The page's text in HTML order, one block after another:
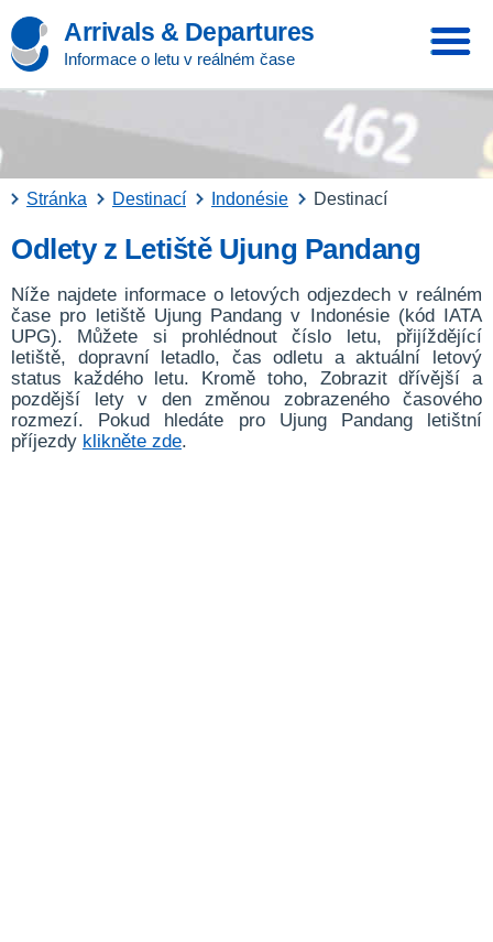
Arrivals & Departures
Informace o letu v reálném čase
Stránka Destinací Indonésie Destinací
Odlety z Letiště Ujung Pandang
Níže najdete informace o letových odjezdech v reálném
čase pro letiště Ujung Pandang v Indonésie (kód IATA
UPG). Můžete si prohlédnout číslo letu, přijíždějící
letiště, dopravní letadlo, čas odletu a aktuální letový
status každého letu. Kromě toho, Zobrazit dřívější a
pozdější lety v den změnou zobrazeného časového
rozmezí. Pokud hledáte pro Ujung Pandang letištní
příjezdy klikněte zde.